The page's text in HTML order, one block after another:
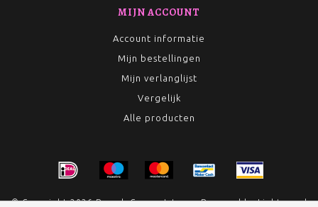
MIJN ACCOUNT
Account informatie
Mijn bestellingen
Mijn verlanglijst
Vergelijk
Alle producten
© Copyright 2026 Rumah Conceptstore - Powered byLightspeed